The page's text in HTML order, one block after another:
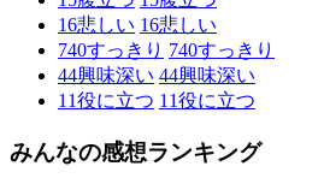
16悲しい 16悲しい
740すっきり 740すっきり
44興味深い 44興味深い
11役に立つ 11役に立つ
みんなの感想ランキング